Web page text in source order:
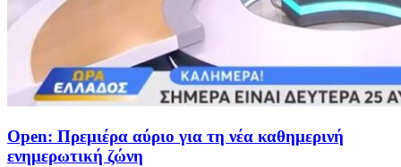
Open: Πρεμιέρα αύριο για τη νέα καθημερινή
ενημερωτική ζώνη